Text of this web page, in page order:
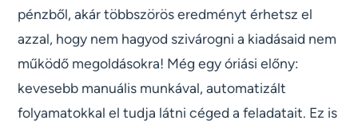
pénzből, akár többszörös eredményt érhetsz el
azzal, hogy nem hagyod szivárogni a kiadásaid nem
működő megoldásokra! Még egy óriási előny:
kevesebb manuális munkával, automatizált
folyamatokkal el tudja látni céged a feladatait. Ez is